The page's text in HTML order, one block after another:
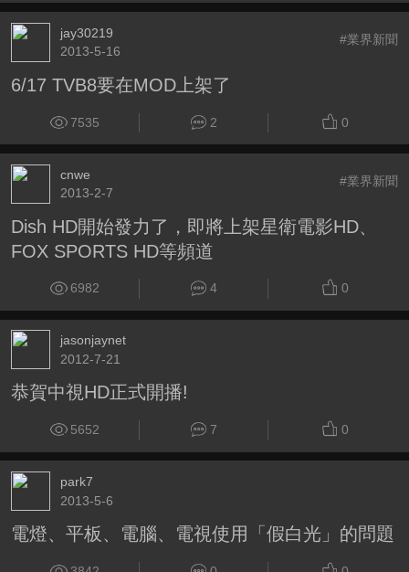
jay30219
2013-5-16
#業界新聞
6/17 TVB8要在MOD上架了
7535 2 0
cnwe
2013-2-7
#業界新聞
Dish HD開始發力了，即將上架星衛電影HD、
FOX SPORTS HD等頻道
6982 4 0
jasonjaynet
2012-7-21
恭賀中視HD正式開播!
5652 7 0
park7
2013-5-6
電燈、平板、電腦、電視使用「假白光」的問題